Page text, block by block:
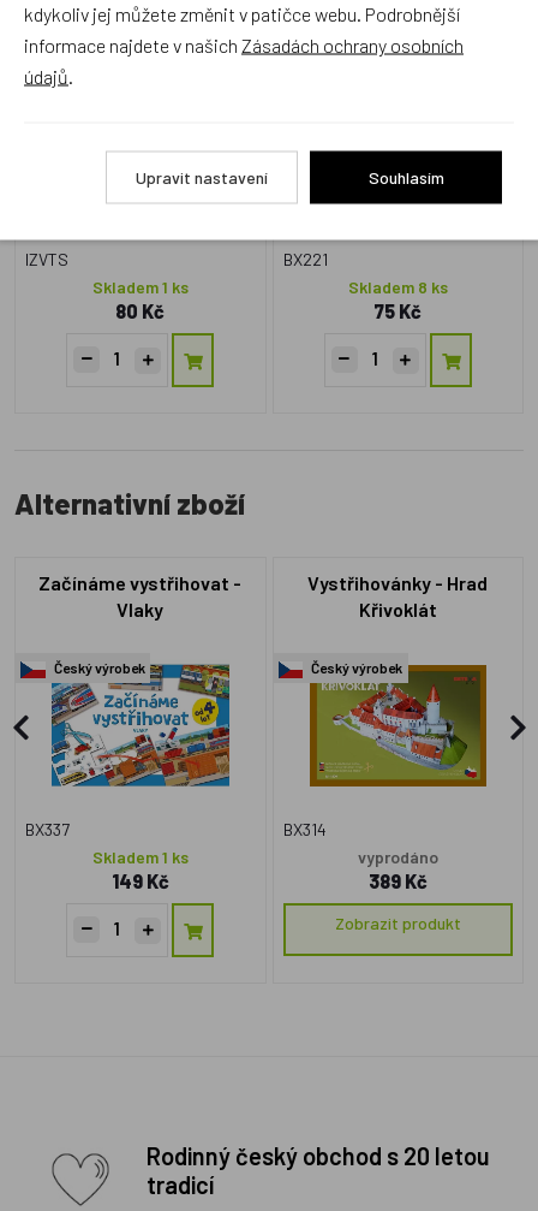
Vystřihovánky - Vozidla
Technických Služeb
IZVTS
Skladem 1 ks
80 Kč
Vystřihovánky Princezna
Julie
BX221
Skladem 8 ks
75 Kč
Alternativní zboží
Začínáme vystřihovat -
Vlaky
Český výrobek
BX337
Skladem 1 ks
149 Kč
Vystřihovánky - Hrad
Křivoklát
Český výrobek
BX314
vyprodáno
389 Kč
Zobrazit produkt
Rodinný český obchod s 20 letou
tradicí
kdykoliv jej můžete změnit v patičce webu. Podrobnější
informace najdete v našich Zásadách ochrany osobních
údajů
Upravit nastavení Souhlasím